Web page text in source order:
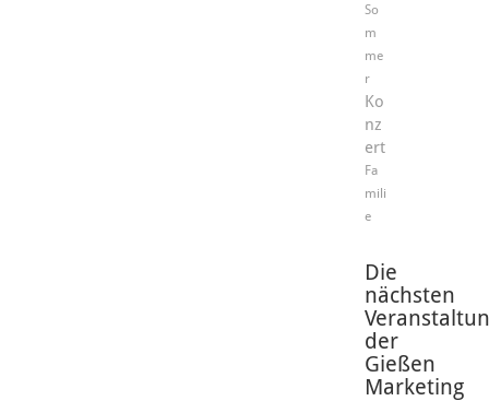
So
m
me
r
Ko
nz
ert
Fa
mili
e
Die
nächsten
der
Gießen
Marketing